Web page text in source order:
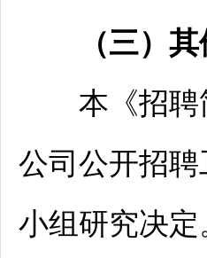
（三）
本《招聘
公司公开招聘
小组研究决定